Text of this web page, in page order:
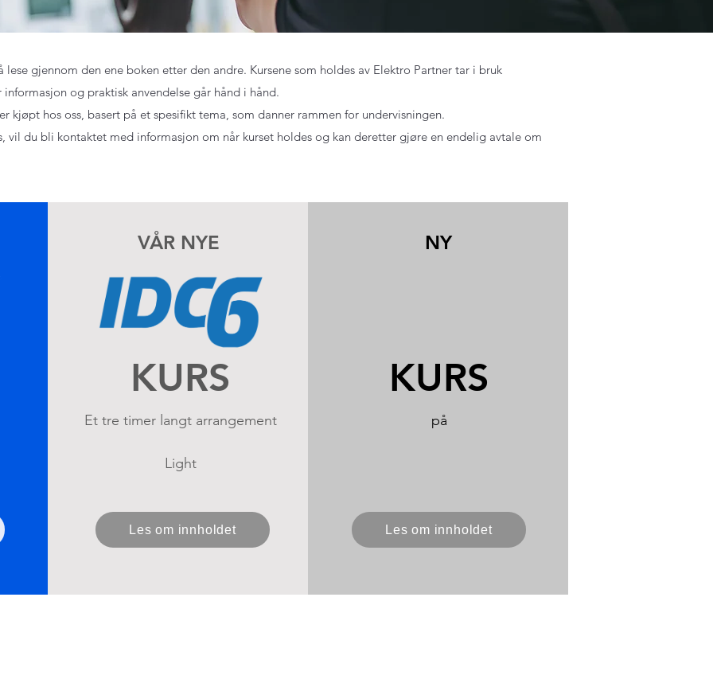
gjennom den ene boken etter den andre. Kursene som holdes av Elektro Partner tar i bruk
og praktisk anvendelse går hånd i hånd.
kjøpt hos oss, basert på et spesifikt tema, som danner rammen for undervisningen.
vil du bli kontaktet med informasjon om når kurset holdes og kan deretter gjøre en endelig avtale om
VÅR NYE
KURS
Et tre timer langt arrangement
Light
Les om innholdet
NY
KURS
på
Les om innholdet